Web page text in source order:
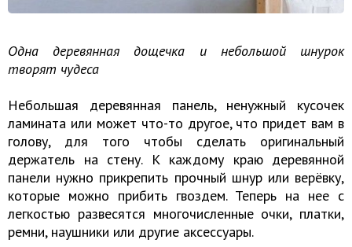
Одна деревянная дощечка и небольшой шнурок
творят чудеса
Небольшая деревянная панель, ненужный кусочек
ламината или может что-то другое, что придет вам в
голову, для того чтобы сделать оригинальный
держатель на стену. К каждому краю деревянной
панели нужно прикрепить прочный шнур или верёвку,
которые можно прибить гвоздем. Теперь на нее с
легкостью развесятся многочисленные очки, платки,
ремни, наушники или другие аксессуары.